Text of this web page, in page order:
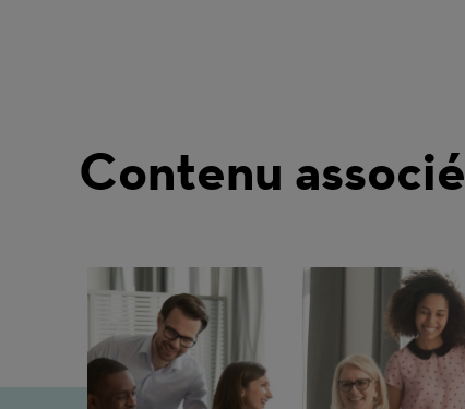
Contenu associé